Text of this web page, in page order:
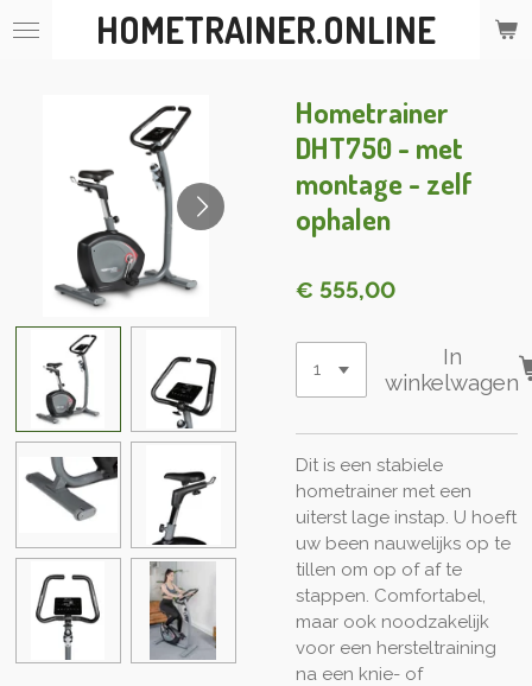
Ga
HOMETRAINER.ONLINE
Hometrainer
DHT750 - met
montage - zelf
ophalen
€ 555,00
In
winkelwagen
Dit is een stabiele
hometrainer met een
uiterst lage instap. U hoeft
uw been nauwelijks op te
tillen om op of af te
stappen. Comfortabel,
maar ook noodzakelijk
voor een hersteltraining
na een knie- of